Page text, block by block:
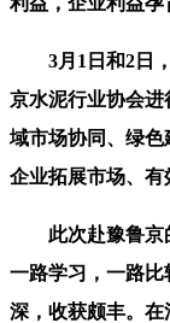
3月1日和2日，
京水泥行业协会
域市场协同、绿
企业拓展市场、有
此次赴豫鲁京的
一路学习，一路
深，收获颇丰。